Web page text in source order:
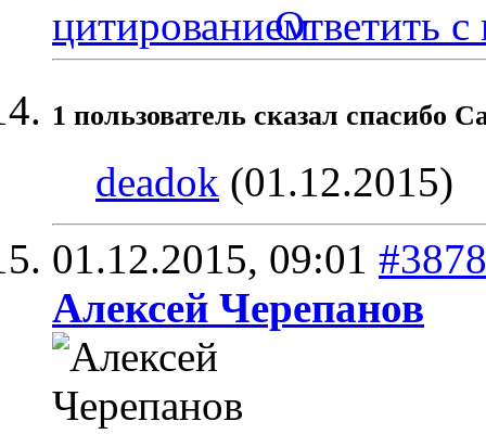
Ответить с
1 пользователь сказал cпасибо
deadok (01.12.2015)
01.12.2015, 09:01 #3878
Алексей Черепанов